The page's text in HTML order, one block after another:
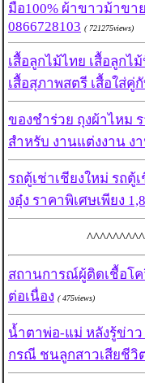
มือ100% ผ้าขาวม้าขา
0866728103 ( 721275views)
เสื้อลูกไม้ไทย เสื้อลูกไ
เสื้อสุภาพสตรี เสื้อใส่คู่
ของชำร่วย ถุงผ้าไหม
สำหรับ งานแต่งงาน ง
รถตู้เช่าเชียงใหม่ รถตู้
งอุ๋ง ราคาพิเศษเพียง
สถานการณ์ผู้ติดเชื้อโค
ต่อเนื่อง ( 475views)
น้ำตาพ่อ-แม่ หลังรู้ข่า
กรณี ชนลูกสาวเสียชีวิ